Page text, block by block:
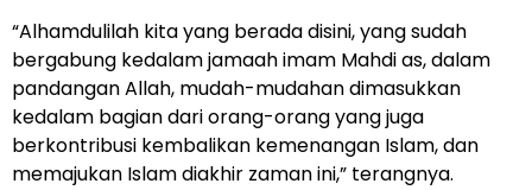
“Alhamdulilah kita yang berada disini, yang sudah
bergabung kedalam jamaah imam Mahdi as, dalam
pandangan Allah, mudah-mudahan dimasukkan
kedalam bagian dari orang-orang yang juga
berkontribusi kembalikan kemenangan Islam, dan
memajukan Islam diakhir zaman ini,” terangnya.